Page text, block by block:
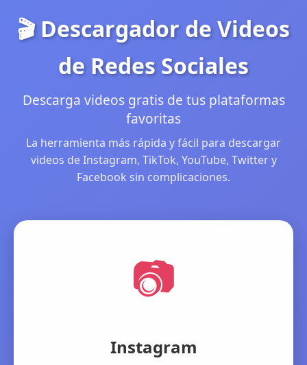
🎬 Descargador de Videos
de Redes Sociales
Descarga videos gratis de tus plataformas
favoritas
La herramienta más rápida y fácil para descargar
videos de Instagram, TikTok, YouTube, Twitter y
Facebook sin complicaciones.
📷
Instagram